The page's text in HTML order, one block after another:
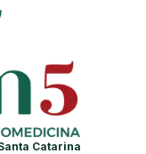
Catarina